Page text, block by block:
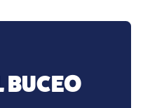
BUCEO